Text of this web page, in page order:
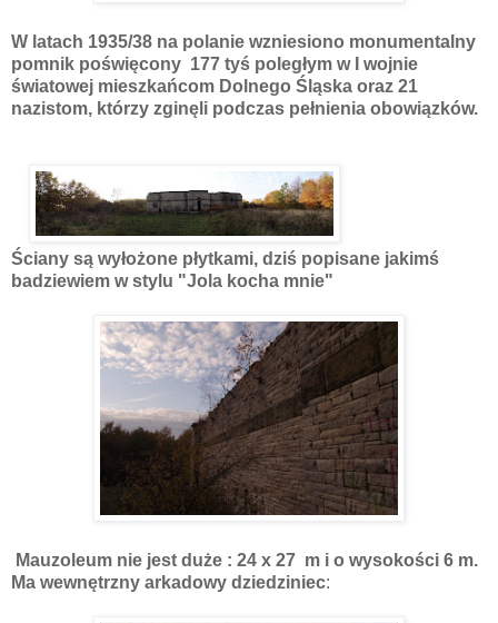
W latach 1935/38 na polanie wzniesiono monumentalny
pomnik poświęcony 177 tyś poległym w I wojnie
światowej mieszkańcom Dolnego Śląska oraz 21
nazistom, którzy zginęli podczas pełnienia obowiązków.
Ściany są wyłożone płytkami, dziś popisane jakimś
badziewiem w stylu "Jola kocha mnie"
Mauzoleum nie jest duże : 24 x 27 m i o wysokości 6 m.
Ma wewnętrzny arkadowy dziedziniec: